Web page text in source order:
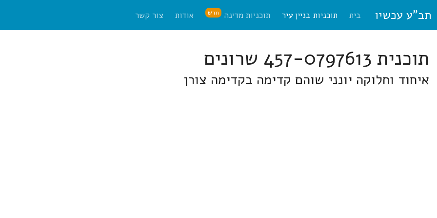
תב"ע עכשיו בית תוכניות בניין עיר תוכניות מדינה חדש אודות צור קשר
תוכנית 457-0797613 שרונים
איחוד וחלוקה יונני שוהם קדימה בקדימה צורן